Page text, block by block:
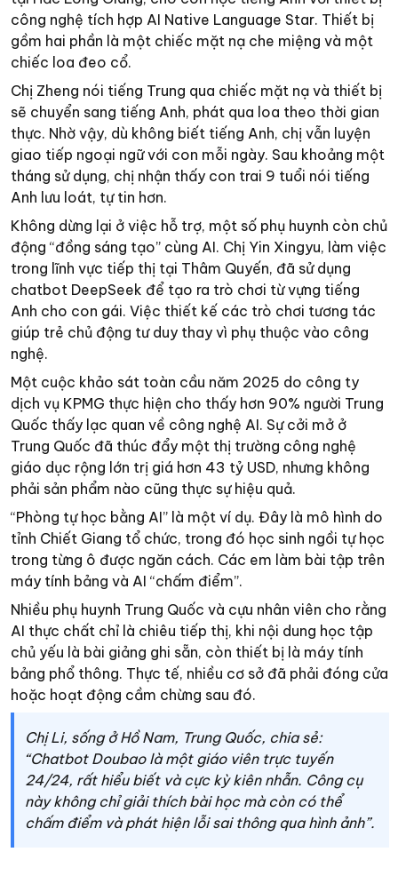
công nghệ tích hợp AI Native Language Star. Thiết bị
gồm hai phần là một chiếc mặt nạ che miệng và một
chiếc loa đeo cổ.
Chị Zheng nói tiếng Trung qua chiếc mặt nạ và thiết bị
sẽ chuyển sang tiếng Anh, phát qua loa theo thời gian
thực. Nhờ vậy, dù không biết tiếng Anh, chị vẫn luyện
giao tiếp ngoại ngữ với con mỗi ngày. Sau khoảng một
tháng sử dụng, chị nhận thấy con trai 9 tuổi nói tiếng
Anh lưu loát, tự tin hơn.
Không dừng lại ở việc hỗ trợ, một số phụ huynh còn chủ
động “đồng sáng tạo” cùng AI. Chị Yin Xingyu, làm việc
trong lĩnh vực tiếp thị tại Thâm Quyến, đã sử dụng
chatbot DeepSeek để tạo ra trò chơi từ vựng tiếng
Anh cho con gái. Việc thiết kế các trò chơi tương tác
giúp trẻ chủ động tư duy thay vì phụ thuộc vào công
nghệ.
Một cuộc khảo sát toàn cầu năm 2025 do công ty
dịch vụ KPMG thực hiện cho thấy hơn 90% người Trung
Quốc thấy lạc quan về công nghệ AI. Sự cởi mở ở
Trung Quốc đã thúc đẩy một thị trường công nghệ
giáo dục rộng lớn trị giá hơn 43 tỷ USD, nhưng không
phải sản phẩm nào cũng thực sự hiệu quả.
“Phòng tự học bằng AI” là một ví dụ. Đây là mô hình do
tỉnh Chiết Giang tổ chức, trong đó học sinh ngồi tự học
trong từng ô được ngăn cách. Các em làm bài tập trên
máy tính bảng và AI “chấm điểm”.
Nhiều phụ huynh Trung Quốc và cựu nhân viên cho rằng
AI thực chất chỉ là chiêu tiếp thị, khi nội dung học tập
chủ yếu là bài giảng ghi sẵn, còn thiết bị là máy tính
bảng phổ thông. Thực tế, nhiều cơ sở đã phải đóng cửa
hoặc hoạt động cầm chừng sau đó.
Chị Li, sống ở Hồ Nam, Trung Quốc, chia sẻ:
“Chatbot Doubao là một giáo viên trực tuyến
24/24, rất hiểu biết và cực kỳ kiên nhẫn. Công cụ
này không chỉ giải thích bài học mà còn có thể
chấm điểm và phát hiện lỗi sai thông qua hình ảnh”.